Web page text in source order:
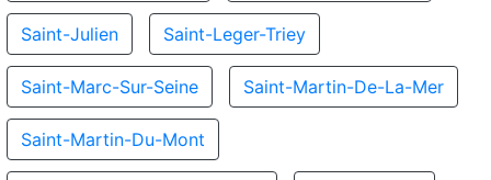
Saint-Julien Saint-Leger-Triey
Saint-Marc-Sur-Seine Saint-Martin-De-La-Mer
Saint-Martin-Du-Mont